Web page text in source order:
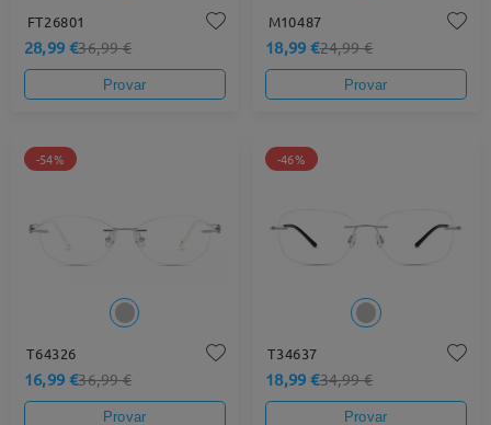
FT26801
28,99 €36,99 €
Provar
M10487
18,99 €24,99 €
Provar
-54%
T64326
16,99 €36,99 €
Provar
-46%
T34637
18,99 €34,99 €
Provar